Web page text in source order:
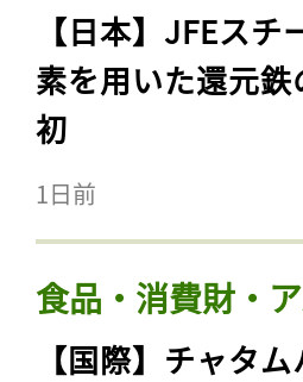
【日本】JFEス
素を用いた還元
初
1日前
食品・消費財・
【国際】チャタ